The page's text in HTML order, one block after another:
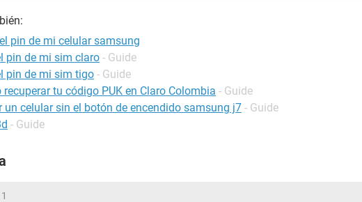
pin de mi celular samsung
pin de mi sim claro - Guide
pin de mi sim tigo - Guide
recuperar tu código PUK en Claro Colombia - Guide
un celular sin el botón de encendido samsung j7 - Guide
- Guide